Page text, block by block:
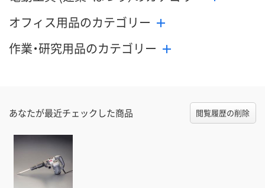
オフィス用品のカテゴリー
作業・研究用品のカテゴリー
あなたが最近チェックした商品 閲覧履歴の削除